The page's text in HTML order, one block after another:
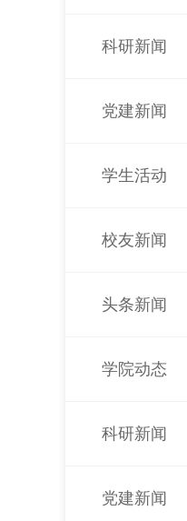
科研新闻
党建新闻
学生活动
校友新闻
头条新闻
学院动态
科研新闻
党建新闻